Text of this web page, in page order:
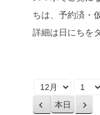
ちは、予約済・
詳細は日にちを
月
日
年
前
本日
次